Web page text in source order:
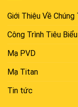
Giới Thiệu Về Chúng
Công Trình Tiêu Biểu
Mạ PVD
Mạ Titan
Tin tức